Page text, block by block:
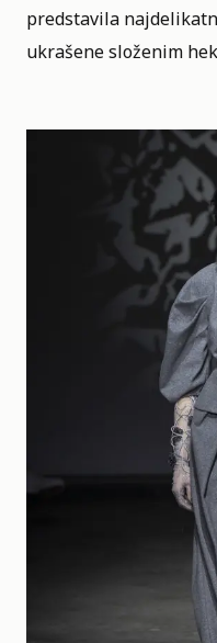
predstavila
ukrašene složenim